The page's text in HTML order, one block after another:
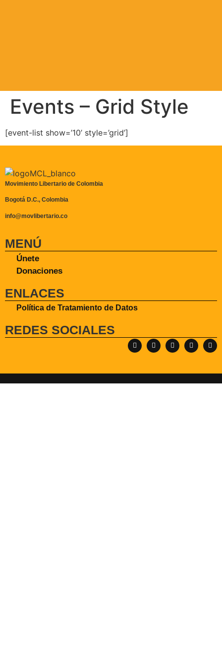
Events – Grid Style
[event-list show=’10’ style=’grid’]
Movimiento Libertario de Colombia
Bogotá D.C., Colombia
info@movlibertario.co
MENÚ
Únete
Donaciones
ENLACES
Política de Tratamiento de Datos
REDES SOCIALES